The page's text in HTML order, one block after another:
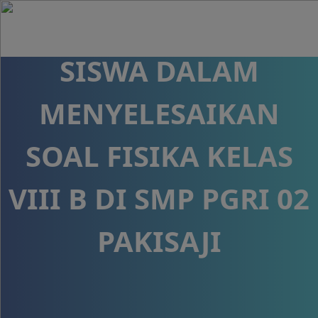
SISWA DALAM
MENYELESAIKAN
SOAL FISIKA KELAS
VIII B DI SMP PGRI 02
PAKISAJI